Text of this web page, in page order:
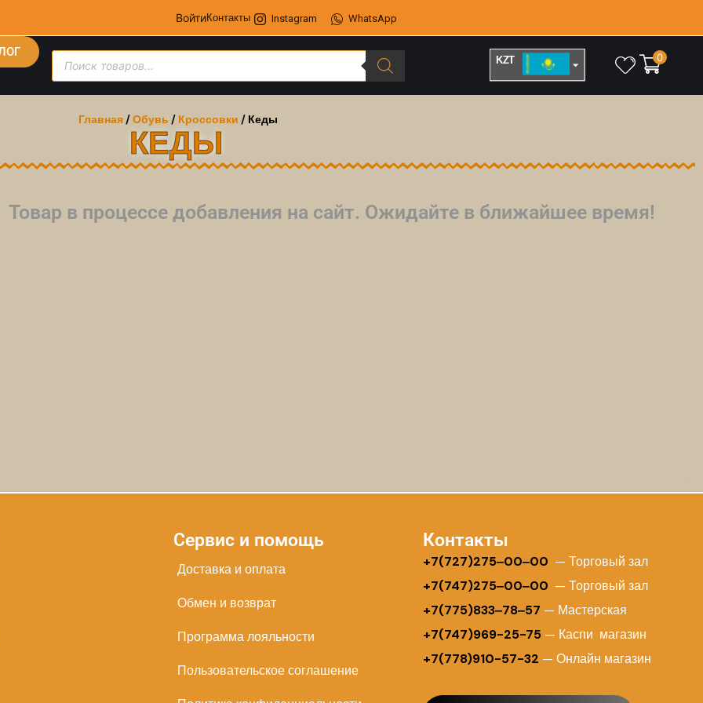
ВойтиКонтакты Instagram WhatsApp
KZT 0
Главная/Обувь / Кроссовки / Кеды
КЕДЫ
Товар в процессе добавления на сайт. Ожидайте в ближайшее время!
Сервис и помощь
Доставка и оплата
Обмен и возврат
Программа лояльности
Пользовательское соглашение
Контакты
+7(727)275‒00‒00 — Торговый зал
+7(747)275‒00‒00 — Торговый зал
+7(775)833‒78‒57 — Мастерская
+7(747)969-25-75— Каспи магазин
+7(778)910-57-32 — Онлайн магазин